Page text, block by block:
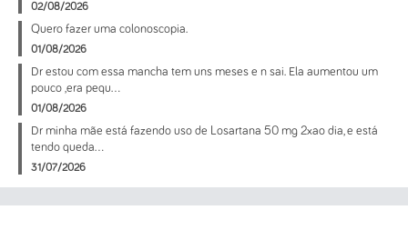
02/08/2026
Quero fazer uma colonoscopia.
01/08/2026
Dr estou com essa mancha tem uns meses e n sai. Ela aumentou um
pouco ,era pequ...
01/08/2026
Dr minha mãe está fazendo uso de Losartana 50 mg 2xao dia, e está
tendo queda...
31/07/2026